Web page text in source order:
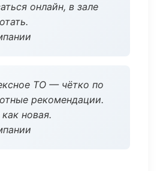
онлайн, в зале
ТО — чётко по
рекомендации.
новая.